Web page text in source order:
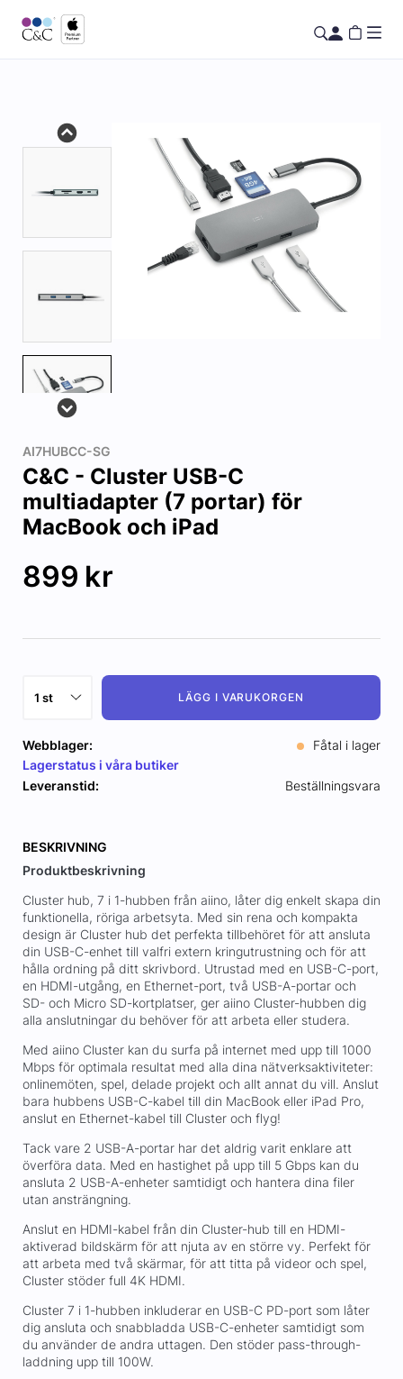
AI7HUBCC-SG
C&C - Cluster USB-C
multiadapter (7 portar) för
MacBook och iPad
899 kr
LÄGG I VARUKORGEN
Webblager:
Fåtal i lager
Lagerstatus i våra butiker
Leveranstid:
Beställningsvara
BESKRIVNING
Produktbeskrivning
Cluster hub, 7 i 1-hubben från aiino, låter dig enkelt skapa din
funktionella, röriga arbetsyta. Med sin rena och kompakta
design är Cluster hub det perfekta tillbehöret för att ansluta
din USB-C-enhet till valfri extern kringutrustning och för att
hålla ordning på ditt skrivbord. Utrustad med en USB-C-port,
en HDMI-utgång, en Ethernet-port, två USB-A-portar och
SD- och Micro SD-kortplatser, ger aiino Cluster-hubben dig
alla anslutningar du behöver för att arbeta eller studera.
Med aiino Cluster kan du surfa på internet med upp till 1000
Mbps för optimala resultat med alla dina nätverksaktiviteter:
onlinemöten, spel, delade projekt och allt annat du vill. Anslut
bara hubbens USB-C-kabel till din MacBook eller iPad Pro,
anslut en Ethernet-kabel till Cluster och flyg!
Tack vare 2 USB-A-portar har det aldrig varit enklare att
överföra data. Med en hastighet på upp till 5 Gbps kan du
ansluta 2 USB-A-enheter samtidigt och hantera dina filer
utan ansträngning.
Anslut en HDMI-kabel från din Cluster-hub till en HDMI-
aktiverad bildskärm för att njuta av en större vy. Perfekt för
att arbeta med två skärmar, för att titta på videor och spel,
Cluster stöder full 4K HDMI.
Cluster 7 i 1-hubben inkluderar en USB-C PD-port som låter
dig ansluta och snabbladda USB-C-enheter samtidigt som
du använder de andra uttagen. Den stöder pass-through-
laddning upp till 100W.